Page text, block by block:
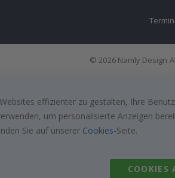
© 2026 Namly Design
effizienter zu gestalten, Ihre
um personalisierte Anzeigen
Sie auf unserer Cookies-Seite.
COOKIES